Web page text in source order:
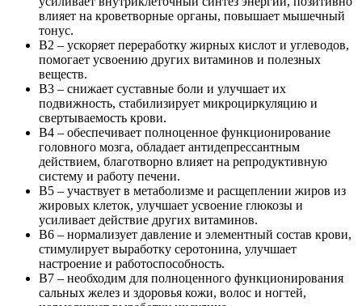
влияет на кроветворные органы, повышает мышечный
тонус.
B2 – ускоряет переработку жирных кислот и углеводов,
помогает усвоению других витаминов и полезных
веществ.
B3 – снижает суставные боли и улучшает их
подвижность, стабилизирует микроциркуляцию и
свертываемость крови.
B4 – обеспечивает полноценное функционирование
головного мозга, обладает антидепрессантным
действием, благотворно влияет на репродуктивную
систему и работу печени.
B5 – участвует в метаболизме и расщеплении жиров из
жировых клеток, улучшает усвоение глюкозы и
усиливает действие других витаминов.
B6 – нормализует давление и элементный состав крови,
стимулирует выработку серотонина, улучшает
настроение и работоспособность.
B7 – необходим для полноценного функционирования
сальных желез и здоровья кожи, волос и ногтей,